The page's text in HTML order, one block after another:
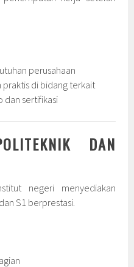
perusahaan
di bidang terkait
sertifikasi
DAN
negeri menyediakan
S1 berprestasi.